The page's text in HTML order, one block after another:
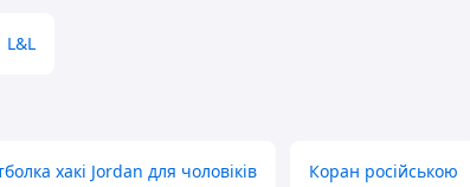
L&L
хакі Jordan для чоловіків Коран російською